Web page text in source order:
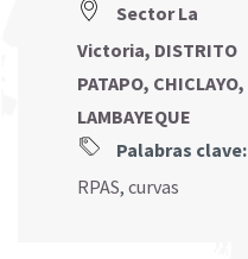
Sector La
Victoria, DISTRITO
PATAPO, CHICLAYO,
LAMBAYEQUE
Palabras clave:
RPAS, curvas